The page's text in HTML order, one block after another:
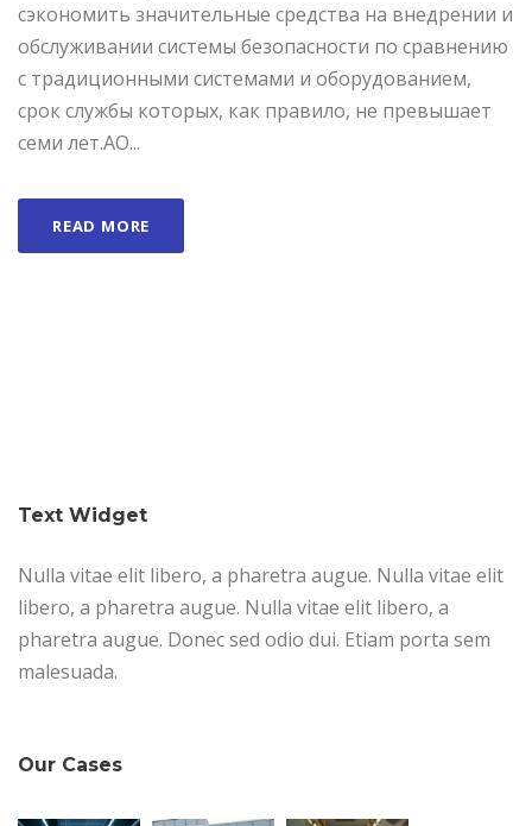
сэкономить значительные средства на внедрении и
обслуживании системы безопасности по сравнению
с традиционными системами и оборудованием,
срок службы которых, как правило, не превышает
семи лет.АО...
READ MORE
Text Widget
Nulla vitae elit libero, a pharetra augue. Nulla vitae elit
libero, a pharetra augue. Nulla vitae elit libero, a
pharetra augue. Donec sed odio dui. Etiam porta sem
malesuada.
Our Cases